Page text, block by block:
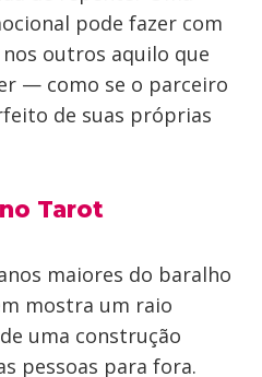
pode fazer com
outros aquilo que
— como se o parceiro
de suas próprias
Tarot
maiores do baralho
mostra um raio
uma construção
pessoas para fora.